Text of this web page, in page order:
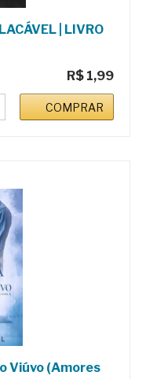
| LIVRO
R$ 1,99
COMPRAR
Viúvo (Amores